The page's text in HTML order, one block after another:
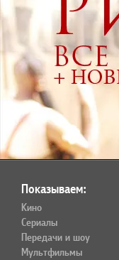
Показываем:
Кино
Сериалы
Передачи и шоу
Мультфильмы